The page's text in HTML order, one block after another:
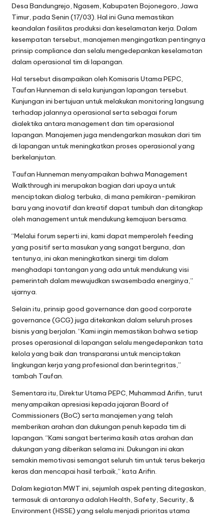
Desa Bandungrejo, Ngasem, Kabupaten Bojonegoro, Jawa
Timur, pada Senin (17/03). Hal ini Guna memastikan
keandalan fasilitas produksi dan keselamatan kerja. Dalam
kesempatan tersebut, manajemen mengingatkan pentingnya
prinsip compliance dan selalu mengedepankan keselamatan
dalam operasional tim di lapangan.
Hal tersebut disampaikan oleh Komisaris Utama PEPC,
Taufan Hunneman di sela kunjungan lapangan tersebut.
Kunjungan ini bertujuan untuk melakukan monitoring langsung
terhadap jalannya operasional serta sebagai forum
dialektika antara management dan tim operasional
lapangan. Manajemen juga mendengarkan masukan dari tim
di lapangan untuk meningkatkan proses operasional yang
berkelanjutan.
Taufan Hunneman menyampaikan bahwa Management
Walkthrough ini merupakan bagian dari upaya untuk
menciptakan dialog terbuka, di mana pemikiran-pemikiran
baru yang inovatif dan kreatif dapat tumbuh dan ditangkap
oleh management untuk mendukung kemajuan bersama.
“Melalui forum seperti ini, kami dapat memperoleh feeding
yang positif serta masukan yang sangat berguna, dan
tentunya, ini akan meningkatkan sinergi tim dalam
menghadapi tantangan yang ada untuk mendukung visi
pemerintah dalam mewujudkan swasembada energinya,”
ujarnya.
Selain itu, prinsip good governance dan good corporate
governance (GCG) juga ditekankan dalam seluruh proses
bisnis yang berjalan. “Kami ingin memastikan bahwa setiap
proses operasional di lapangan selalu mengedepankan tata
kelola yang baik dan transparansi untuk menciptakan
lingkungan kerja yang profesional dan berintegritas,”
tambah Taufan.
Sementara itu, Direktur Utama PEPC, Muhammad Arifin, turut
menyampaikan apresiasi kepada jajaran Board of
Commissioners (BoC) serta manajemen yang telah
memberikan arahan dan dukungan penuh kepada tim di
lapangan. “Kami sangat berterima kasih atas arahan dan
dukungan yang diberikan selama ini. Dukungan ini akan
semakin memotivasi semangat seluruh tim untuk terus bekerja
keras dan mencapai hasil terbaik,” kata Arifin.
Dalam kegiatan MWT ini, sejumlah aspek penting ditegaskan,
termasuk di antaranya adalah Health, Safety, Security, &
Environment (HSSE) yang selalu menjadi prioritas utama